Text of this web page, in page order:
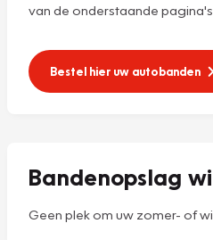
van de onderstaande
Bestel hier uw autobanden
Bandenopslag
Geen plek om uw zomer- of